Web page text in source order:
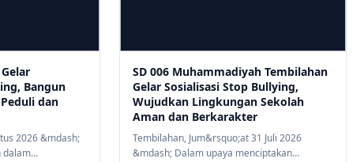
Bangun
dan
2026 &mdash;
dalam
SD 006 Muhammadiyah Tembilahan
Gelar Sosialisasi Stop Bullying,
Wujudkan Lingkungan Sekolah
Aman dan Berkarakter
Tembilahan, Jum&rsquo;at 31 Juli 2026
&mdash; Dalam upaya menciptakan